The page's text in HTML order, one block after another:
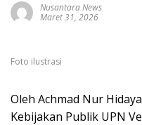
Nusantara News
Maret 31, 2026
Foto ilustrasi
Oleh Achmad Nur
Kebijakan Publik UPN